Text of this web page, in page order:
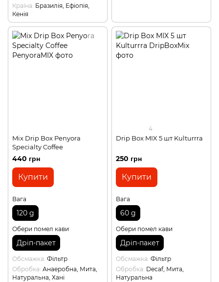
Країна Бразилія, Ефіопія,
Кенія
Mix Drip Box Penyora
Specialty Coffee
440 грн
Купити
Вага
120 g
Обери помел кави
Дріп-пакет
Обсмажка Фільтр
Обробка Анаеробна, Мита,
Натуральна, Хані
4
Drip Box MIX 5 шт Kulturrra
250 грн
Купити
Вага
60 g
Обери помел кави
Дріп-пакет
Обсмажка Фільтр
Обробка Decaf, Мита,
Натуральна